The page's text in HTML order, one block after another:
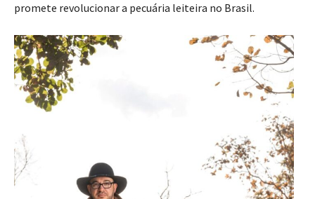
promete revolucionar a pecuária leiteira no Brasil.